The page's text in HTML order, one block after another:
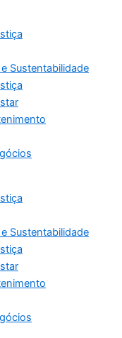
Sustentabilidade
Sustentabilidade